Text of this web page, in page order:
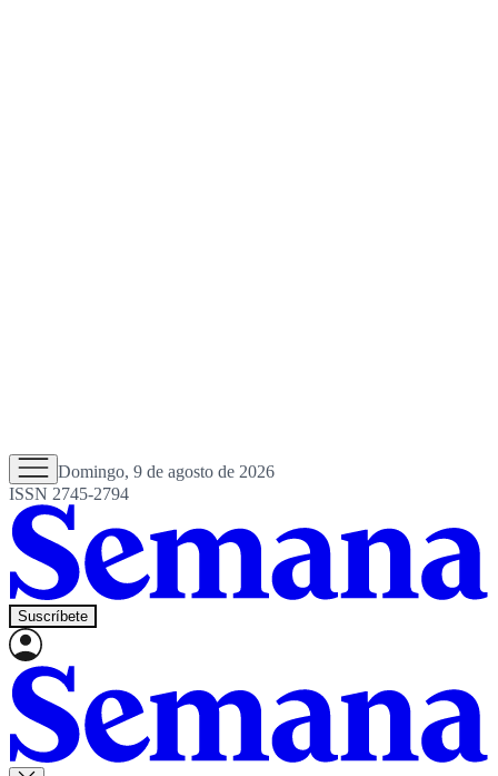
Domingo, 9 de agosto de 2026
ISSN 2745-2794
Suscríbete